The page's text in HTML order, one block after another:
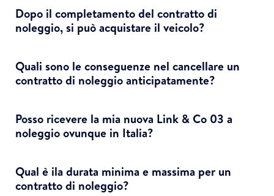
Dopo il completamento del contratto di
noleggio, si può acquistare il veicolo?
Quali sono le conseguenze nel cancellare un
contratto di noleggio anticipatamente?
Posso ricevere la mia nuova Link & Co 03 a
noleggio ovunque in Italia?
Qual è ila durata minima e massima per un
contratto di noleggio?